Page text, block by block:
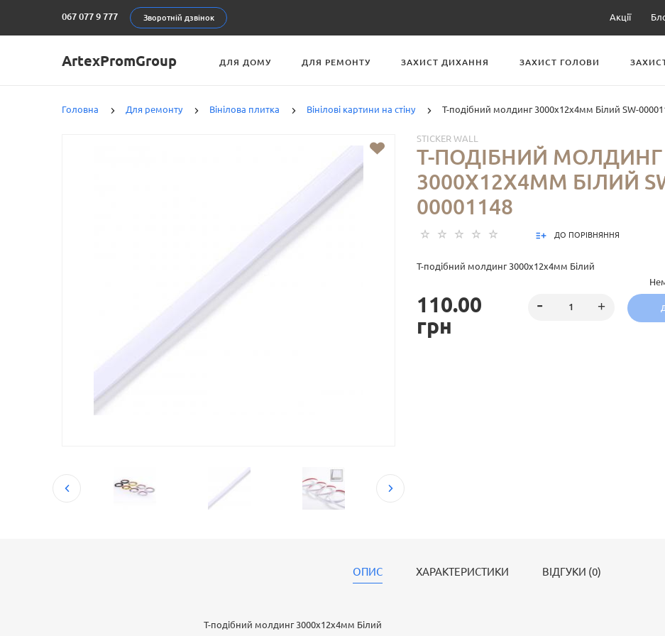
067 077 9 777 Зворотній дзвінок Акції
ArtexPromGroup ДЛЯ ДОМУ ДЛЯ РЕМОНТУ ЗАХИСТ ДИХАННЯ ЗАХИСТ ГОЛОВИ
Головна Для ремонту Вінілова плитка Вінілові картини на стіну T-подібний молдинг 3000х12х4мм Білий SW-
STICKER WALL
T-ПОДІБНИЙ МОЛДИНГ
3000Х12Х4ММ БІЛИЙ
00001148
ДО ПОРІВНЯННЯ
T-подібний молдинг 3000х12х4мм Білий
110.00
грн
ОПИС ХАРАКТЕРИСТИКИ ВІДГУКИ (0)
T-подібний молдинг 3000х12х4мм Білий